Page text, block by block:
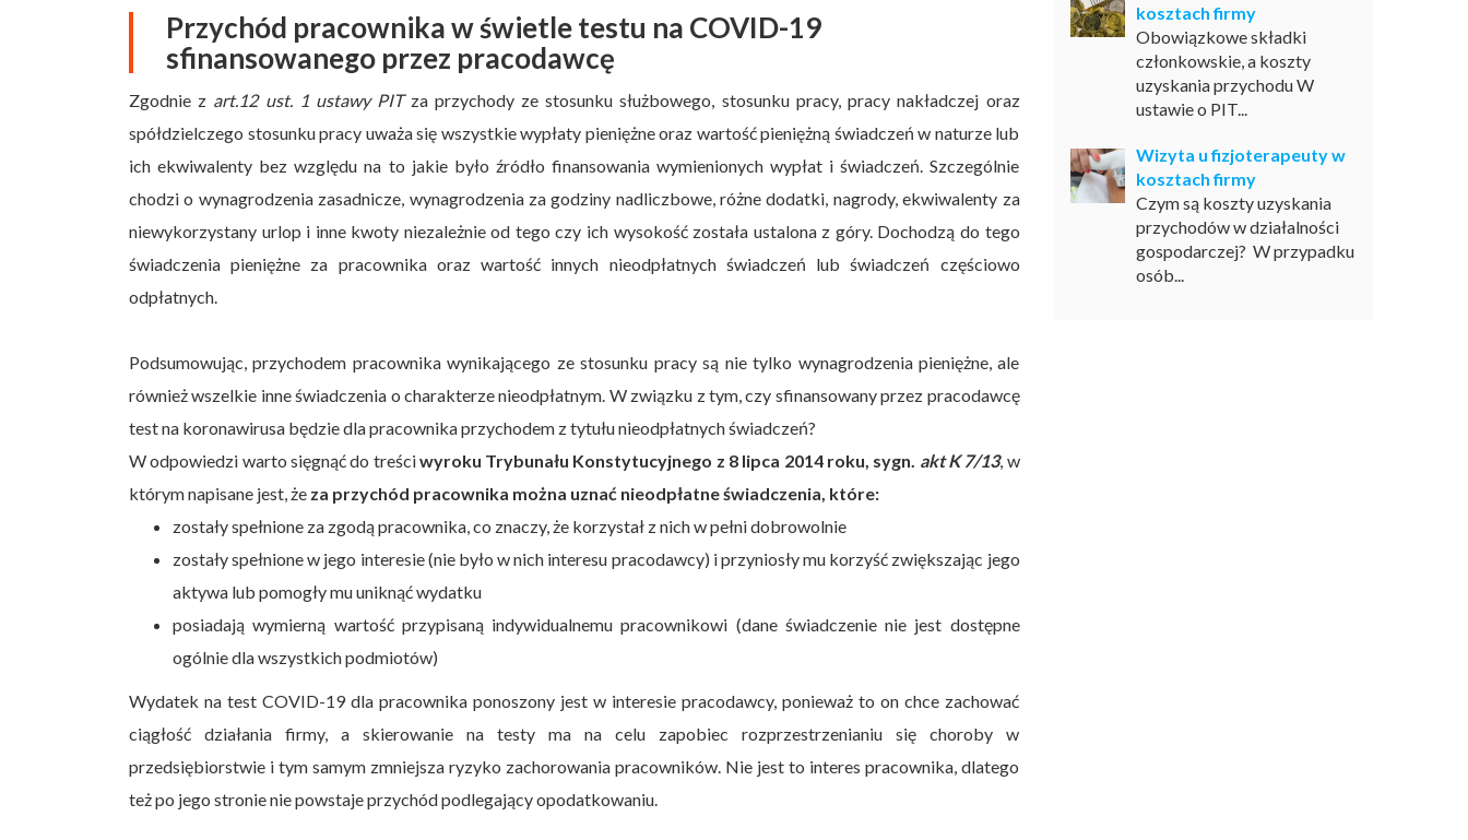
Przychód pracownika w świetle testu na COVID-19
sfinansowanego przez pracodawcę
Zgodnie z art.12 ust. 1 ustawy PITza przychody ze stosunku służbowego, stosunku pracy, pracy nakładczej oraz
spółdzielczego stosunku pracy uważa się wszystkie wypłaty pieniężne oraz wartość pieniężną świadczeń w naturze lub
ich ekwiwalenty bez względu na to jakie było źródło finansowania wymienionych wypłat i świadczeń. Szczególnie
chodzi o wynagrodzenia zasadnicze, wynagrodzenia za godziny nadliczbowe, różne dodatki, nagrody, ekwiwalenty za
niewykorzystany urlop i inne kwoty niezależnie od tego czy ich wysokość została ustalona z góry. Dochodzą do tego
świadczenia pieniężne za pracownika oraz wartość innych nieodpłatnych świadczeń lub świadczeń częściowo
odpłatnych.
Podsumowując, przychodem pracownika wynikającego ze stosunku pracy są nie tylko wynagrodzenia pieniężne, ale
również wszelkie inne świadczenia o charakterze nieodpłatnym. W związku z tym, czy sfinansowany przez pracodawcę
test na koronawirusa będzie dla pracownika przychodem z tytułu nieodpłatnych świadczeń?
W odpowiedzi warto sięgnąć do treściwyroku Trybunału Konstytucyjnego z 8 lipca 2014 roku, sygn. akt K 7/13, w
którym napisane jest, że za przychód pracownika można uznać nieodpłatne świadczenia, które:
zostały spełnione za zgodą pracownika, co znaczy, że korzystał z nich w pełni dobrowolnie
zostały spełnione w jego interesie (nie było w nich interesu pracodawcy) i przyniosły mu korzyść zwiększając jego
aktywa lub pomogły mu uniknąć wydatku
posiadają wymierną wartość przypisaną indywidualnemu pracownikowi (dane świadczenie nie jest dostępne
ogólnie dla wszystkich podmiotów)
Wydatek na test COVID-19 dla pracownika ponoszony jest w interesie pracodawcy, ponieważ to on chce zachować
ciągłość działania firmy, a skierowanie na testy ma na celu zapobiec rozprzestrzenianiu się choroby w
przedsiębiorstwie i tym samym zmniejsza ryzyko zachorowania pracowników. Nie jest to interes pracownika, dlatego
też po jego stronie nie powstaje przychód podlegający opodatkowaniu.
kosztach firmy
Obowiązkowe składki
członkowskie, a koszty
uzyskania przychodu W
ustawie o PIT...
Wizyta u fizjoterapeuty w
kosztach firmy
Czym są koszty uzyskania
przychodów w działalności
gospodarczej? W przypadku
osób...